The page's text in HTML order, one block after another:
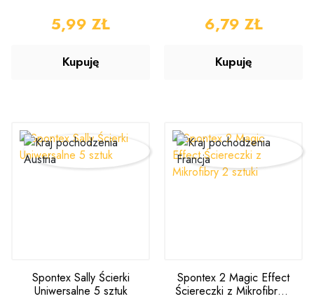
CENA
5,99 ZŁ
Kupuję
CENA
6,79 ZŁ
Kupuję
Spontex Sally Ścierki
Uniwersalne 5 sztuk
Spontex 2 Magic Effect
Ściereczki z Mikrofibry 2